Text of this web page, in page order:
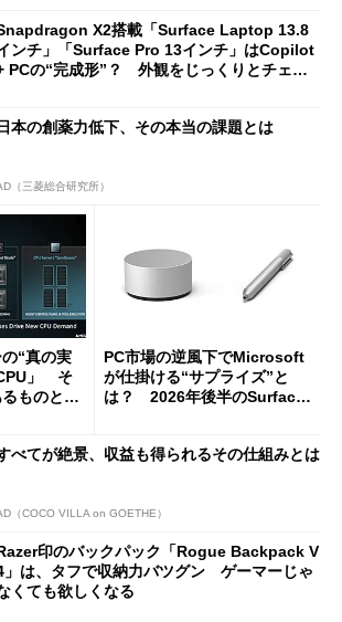
X2搭載「Surface Laptop 13.8
ンチ」「Surface Pro 13インチ」はCopilot
PCの“完成形”？ 外観をじっくりとチェッ
日本の創薬力低下、その本当の課題とは
（三菱総合研究所）
“真の実
」 そ
ものと
PC市場の逆風下でMicrosoft
が仕掛ける“サプライズ”と
は？ 2026年後半のSurface
べてが絶景、収益も得られるその仕組みとは
（COCO VILLA on GOETHE）
印のバックパック「Rogue Backpack V
」は、タフで収納力バツグン ゲーマーじゃ
くても欲しくなる